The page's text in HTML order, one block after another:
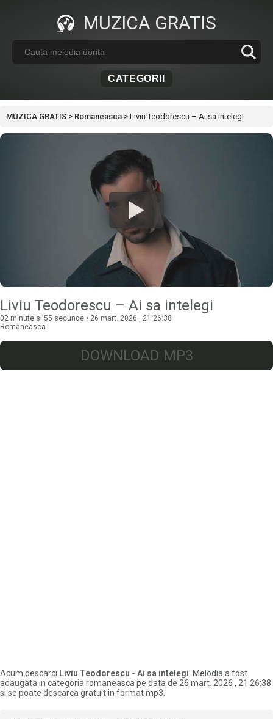
MUZICA GRATIS
CATEGORII
MUZICA GRATIS > Romaneasca > Liviu Teodorescu – Ai sa intelegi
Liviu Teodorescu – Ai sa intelegi
02 minute si 55 secunde • 26 mart. 2026 , 21:26:38
Romaneasca
DOWNLOAD MP3
Acum descarci Liviu Teodorescu - Ai sa intelegi . Melodia a fost
adaugata in categoria romaneasca pe data de 26 mart. 2026 , 21:26:38
si se poate descarca gratuit in format mp3.